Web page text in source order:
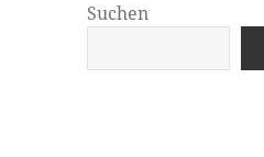
Suchen